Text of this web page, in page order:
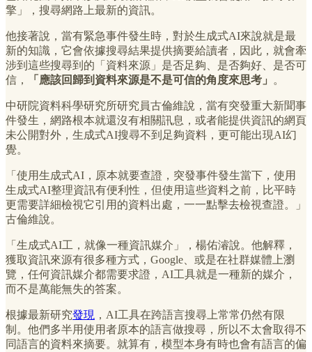
擎」，搜尋網路上最新的資訊。
他接著說，當有緊急事件發生時，對於生成式AI來說就是最
新的知識，它會依據搜尋結果提供摘要給讀者，因此，就會牽
涉到這些搜尋到的「資料來源」是否足夠、是否夠好、是否可
信，
「應該回歸到資料來源是不是可信的角度來思考」 。
中研院資料科學研究所研究員古倫維說，當有突發重大新聞事
件發生，網路根本就還沒有相關訊息，或者能提供資訊的網頁
未公開對外，生成式AI搜尋不到足夠資料，更可能出現AI幻
覺。
「使用生成式AI，原本就要查證，突發事件發生當下，使用
生成式AI整理資訊有便利性，但使用這些資料之前，比平時
更需要詳細檢視它引用的資料出處，一一點擊去檢視查證。」
古倫維說。
「生成式AI工，就像一種資訊媒介」，楊佑濬說。他解釋，
獲取資訊來源有很多種方式，Google、或是在社群媒體上瀏
覽，任何資訊媒介都需要求證，AI工具就是一種新的媒介，
而不是萬能無失的答案。
根據最新研究發現 ，AI工具在跨語言搜尋上常常仍然有限
制。他們多半用使用者原本的語言做搜尋，所以不太會取得不
同語言的資料來摘要。就算有，模型本身有時也會有語言的偏